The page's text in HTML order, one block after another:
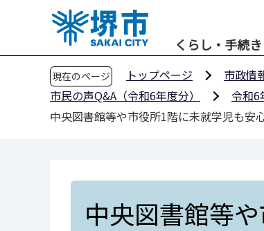
くらし・手続き
現在のページ トップページ 市政情
市民の声Q&A（令和6年度分）
令和6
中央図書館等や市役所1階に未就学児も安
中央図書館等